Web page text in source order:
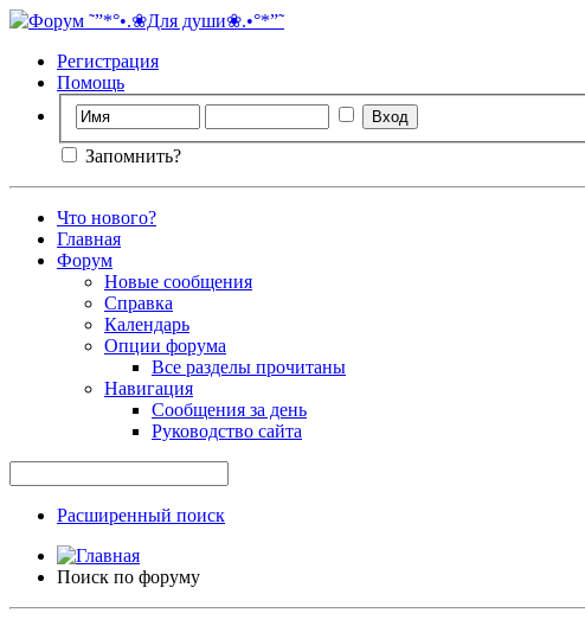
Регистрация
Помощь
Запомнить?
Что нового?
Главная
Форум
Новые сообщения
Справка
Календарь
Опции форума
Все разделы прочитаны
Навигация
Сообщения за день
Руководство сайта
Расширенный поиск
Поиск по форуму